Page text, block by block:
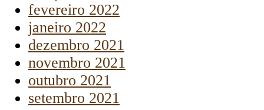
fevereiro 2022
janeiro 2022
dezembro 2021
novembro 2021
outubro 2021
setembro 2021